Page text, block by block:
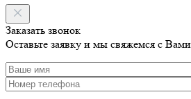
Заказать звонок
Оставьте заявку и мы свяжемся с